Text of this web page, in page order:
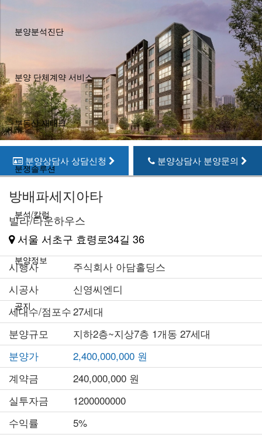
분양분석진단
분양 단체계약 서비스
부동산 재태크
분쟁솔루션
분석/칼럼
분양정보
공지
분양상담사 상담신청 분양상담사 분양문의
방배파세지아타
빌라/타운하우스
서울 서초구 효령로34길 36
시행사
주식회사 아담홀딩스
시공사
신영씨엔디
세대수/점포수27세대
분양규모
지하2층~지상7층 1개동 27세대
분양가
2,400,000,000 원
계약금
240,000,000 원
실투자금
1200000000
수익률
5%